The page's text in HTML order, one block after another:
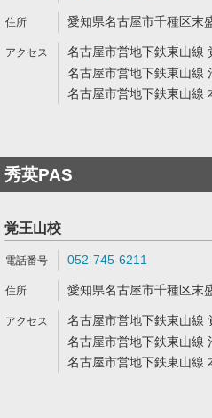
愛知県名古屋市千種区末
名古屋市営地下鉄東山線
名古屋市営地下鉄東山線
名古屋市営地下鉄東山線
秀英PAS
覚王山校
052-745-6211
愛知県名古屋市千種区末
名古屋市営地下鉄東山線
名古屋市営地下鉄東山線
名古屋市営地下鉄東山線